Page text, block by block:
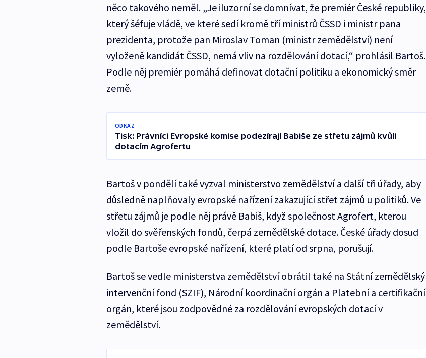
něco takového neměl. „Je iluzorní se domnívat, že premiér České republiky,
který šéfuje vládě, ve které sedí kromě tří ministrů ČSSD i ministr pana
prezidenta, protože pan Miroslav Toman (ministr zemědělství) není
vyloženě kandidát ČSSD, nemá vliv na rozdělování dotací,“ prohlásil Bartoš.
Podle něj premiér pomáhá definovat dotační politiku a ekonomický směr
země.
ODKAZ
Tisk: Právníci Evropské komise podezírají Babiše ze střetu zájmů kvůli
dotacím Agrofertu
Bartoš v pondělí také vyzval ministerstvo zemědělství a další tři úřady, aby
důsledně naplňovaly evropské nařízení zakazující střet zájmů u politiků. Ve
střetu zájmů je podle něj právě Babiš, když společnost Agrofert, kterou
vložil do svěřenských fondů, čerpá zemědělské dotace. České úřady dosud
podle Bartoše evropské nařízení, které platí od srpna, porušují.
Bartoš se vedle ministerstva zemědělství obrátil také na Státní zemědělský
intervenční fond (SZIF), Národní koordinační orgán a Platební a certifikační
orgán, které jsou zodpovědné za rozdělování evropských dotací v
zemědělství.